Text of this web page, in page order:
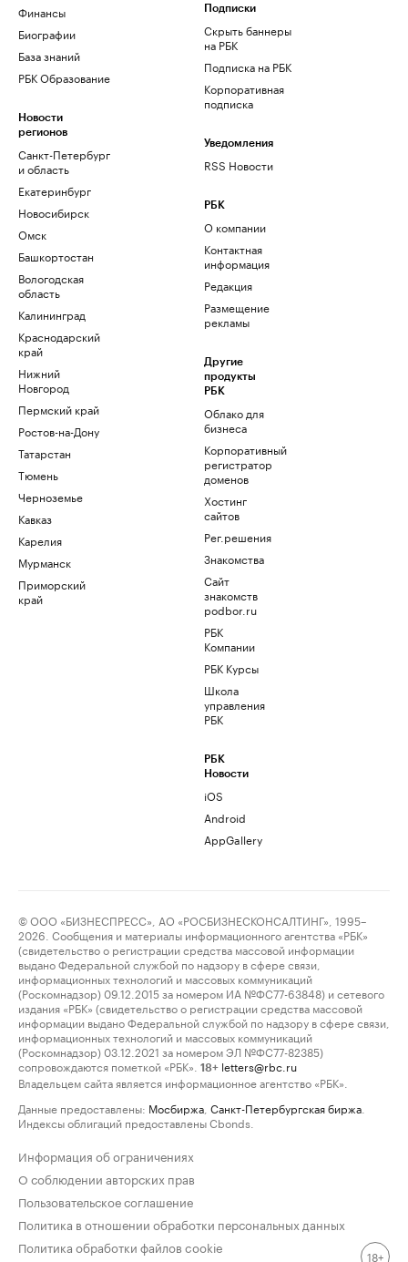
Финансы
Биографии
База знаний
РБК Образование
Новости
регионов
Санкт-Петербург
и область
Екатеринбург
Новосибирск
Омск
Башкортостан
Вологодская
область
Калининград
Краснодарский
край
Нижний
Новгород
Пермский край
Ростов-на-Дону
Татарстан
Тюмень
Черноземье
Кавказ
Карелия
Мурманск
Приморский
край
Подписки
Скрыть баннеры
на РБК
Подписка на РБК
Корпоративная
подписка
Уведомления
RSS Новости
РБК
О компании
Контактная
информация
Редакция
Размещение
рекламы
Другие
продукты
РБК
Облако для
бизнеса
Корпоративный
регистратор
доменов
Хостинг
сайтов
Рег.решения
Знакомства
Сайт
знакомств
podbor.ru
РБК
Компании
РБК Курсы
Школа
управления
РБК
РБК
Новости
iOS
Android
AppGallery
© ООО «БИЗНЕСПРЕСС», АО «РОСБИЗНЕСКОНСАЛТИНГ», 1995–
2026. Сообщения и материалы информационного агентства «РБК»
(свидетельство о регистрации средства массовой информации
выдано Федеральной службой по надзору в сфере связи,
информационных технологий и массовых коммуникаций
(Роскомнадзор) 09.12.2015 за номером ИА №ФС77-63848) и сетевого
издания «РБК» (свидетельство о регистрации средства массовой
информации выдано Федеральной службой по надзору в сфере связи,
информационных технологий и массовых коммуникаций
(Роскомнадзор) 03.12.2021 за номером ЭЛ №ФС77-82385)
сопровождаются пометкой «РБК».
18+ letters@rbc.ru
Владельцем сайта является информационное агентство «РБК».
Данные предоставлены: Мосбиржа Санкт-Петербургская биржа
Индексы облигаций предоставлены Cbonds.
Информация об ограничениях
О соблюдении авторских прав
Пользовательское соглашение
Политика в отношении обработки персональных данных
Политика обработки файлов cookie
18+